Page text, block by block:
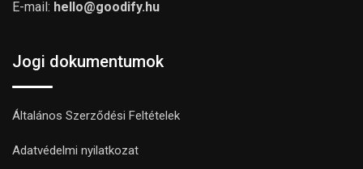
E-mail: hello@goodify.hu
Jogi dokumentumok
Általános Szerződési Feltételek
Adatvédelmi nyilatkozat